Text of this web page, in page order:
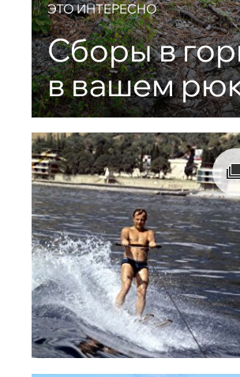
ЭТО ИНТЕРЕСНО
Сборы в
в вашем